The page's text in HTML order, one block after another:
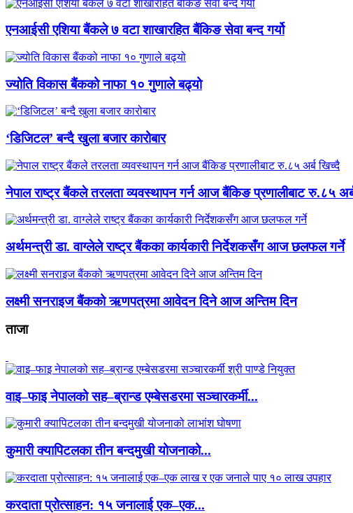
एनआईसी एशिया बैंकले ७ वटा शाखारहित बैंकिङ सेवा बन्द गर्यो
ज्योति विकास बैंकको नाफा १० गुणाले बढ्यो
‘डिजिटल’ बन्दै खुला बजार कारोबार
नेपाल राष्ट्र बैंकले तरलता व्यवस्थापन गर्न आज बैंकिङ प्रणालीबाट रु.८५
अर्थमन्त्री डा. वाग्लेले राष्ट्र बैंकका कार्यकारी निर्देशकसँग आज छलफल गर्ने
लक्ष्मी सनराइज बैंकको ऋणपत्रमा आवेदन दिने आज अन्तिम दिन
ताजा
वाइ–फाइ नेपालको सह–ब्रान्ड एम्बेसडरमा सञ्चारकर्मी...
कुमारी क्यापिटलका तीन बन्दमुखी योजनाको...
करदाता प्रोत्साहन: १५ जनालाई एक–एक...